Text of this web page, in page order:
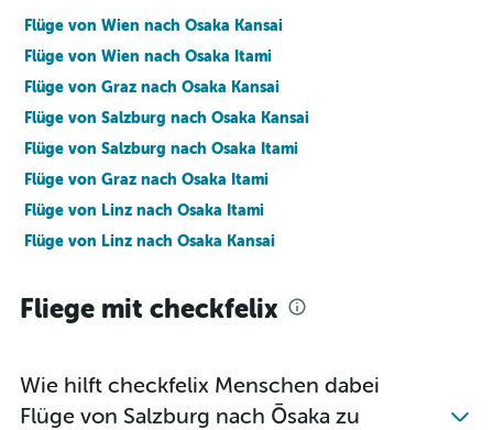
Flüge von Wien nach Osaka Kansai
Flüge von Wien nach Osaka Itami
Flüge von Graz nach Osaka Kansai
Flüge von Salzburg nach Osaka Kansai
Flüge von Salzburg nach Osaka Itami
Flüge von Graz nach Osaka Itami
Flüge von Linz nach Osaka Itami
Flüge von Linz nach Osaka Kansai
Fliege mit checkfelix
Wie hilft checkfelix Menschen dabei
Flüge von Salzburg nach Ōsaka zu